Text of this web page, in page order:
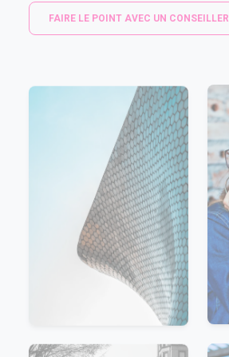
FAIRE LE POINT AVEC UN CONSEILLER